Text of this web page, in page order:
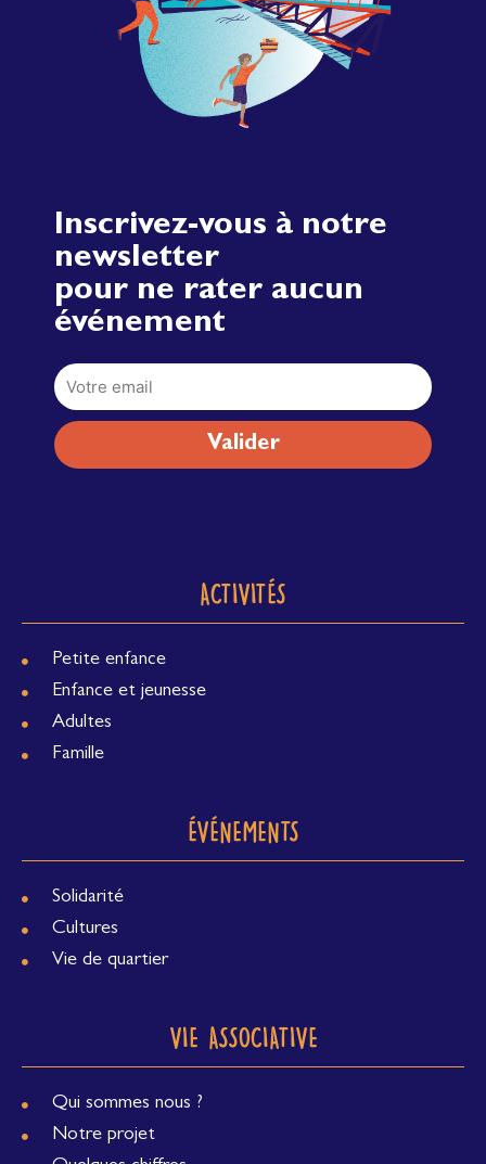
Inscrivez-vous à notre
newsletter
pour ne rater aucun
événement
Email
Valider
ACTIVITÉS
Petite enfance
Enfance et jeunesse
Adultes
Famille
ÉVÉNEMENTS
Solidarité
Cultures
Vie de quartier
VIE ASSOCIATIVE
Qui sommes nous ?
Notre projet